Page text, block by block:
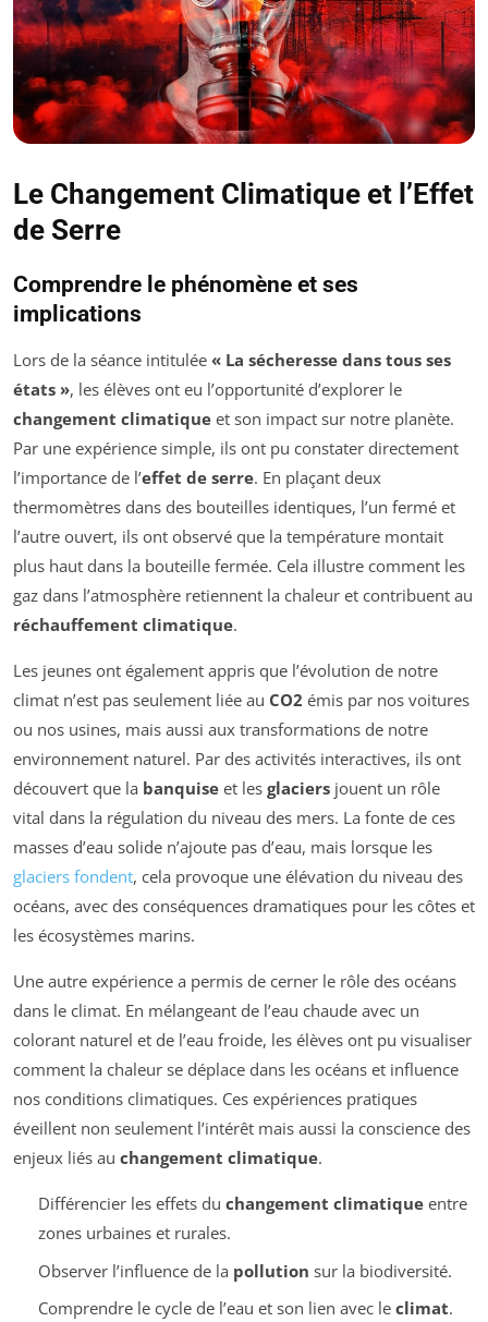
Le Changement Climatique et l’Effet
de Serre
Comprendre le phénomène et ses
implications
Lors de la séance intitulée « La sécheresse dans tous ses
états », les élèves ont eu l’opportunité d’explorer le
changement climatique et son impact sur notre planète.
Par une expérience simple, ils ont pu constater directement
l’importance de l’effet de serre. En plaçant deux
thermomètres dans des bouteilles identiques, l’un fermé et
l’autre ouvert, ils ont observé que la température montait
plus haut dans la bouteille fermée. Cela illustre comment les
gaz dans l’atmosphère retiennent la chaleur et contribuent au
réchauffement climatique.
Les jeunes ont également appris que l’évolution de notre
climat n’est pas seulement liée au CO2 émis par nos voitures
ou nos usines, mais aussi aux transformations de notre
environnement naturel. Par des activités interactives, ils ont
découvert que la banquise et les glaciers jouent un rôle
vital dans la régulation du niveau des mers. La fonte de ces
masses d’eau solide n’ajoute pas d’eau, mais lorsque les
glaciers fondent, cela provoque une élévation du niveau des
océans, avec des conséquences dramatiques pour les côtes et
les écosystèmes marins.
Une autre expérience a permis de cerner le rôle des océans
dans le climat. En mélangeant de l’eau chaude avec un
colorant naturel et de l’eau froide, les élèves ont pu visualiser
comment la chaleur se déplace dans les océans et influence
nos conditions climatiques. Ces expériences pratiques
éveillent non seulement l’intérêt mais aussi la conscience des
enjeux liés au changement climatique.
Différencier les effets du changement climatiqueentre
zones urbaines et rurales.
Observer l’influence de la pollution sur la biodiversité.
Comprendre le cycle de l’eau et son lien avec le climat.